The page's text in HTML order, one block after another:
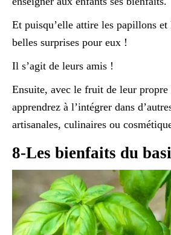
Et puisqu’elle attire les papillons et
belles surprises pour eux !
Il s’agit de leurs amis !
Ensuite, avec le fruit de leur
apprendrez à l’intégrer dans
artisanales, culinaires ou
8-Les bienfaits du